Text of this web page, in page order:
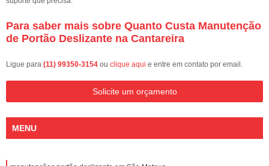
Para saber mais sobre Quanto Custa Manutenção
de Portão Deslizante na Cantareira
Ligue para (11) 99350-3154 ou clique aqui e entre em contato por email.
Solicite um orçamento
MENU